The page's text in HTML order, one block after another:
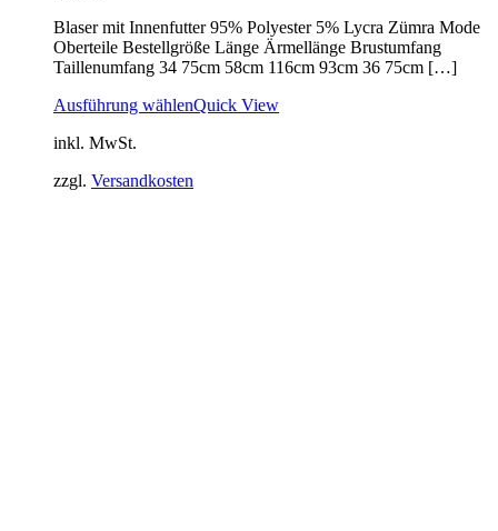
Blaser mit Innenfutter 95% Polyester 5% Lycra Zümra Mode
Oberteile Bestellgröße Länge Ärmellänge Brustumfang
Taillenumfang 34 75cm 58cm 116cm 93cm 36 75cm […]
Ausführung wählenQuick View
inkl. MwSt.
zzgl. Versandkosten